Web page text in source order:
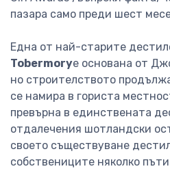
пазара само преди шест
Една от най-старите
Tobermoryе основана от
но строителството
се намира в гориста
превърна в единствената
отдалечения шотландски
своето съществуване
собствениците няколко